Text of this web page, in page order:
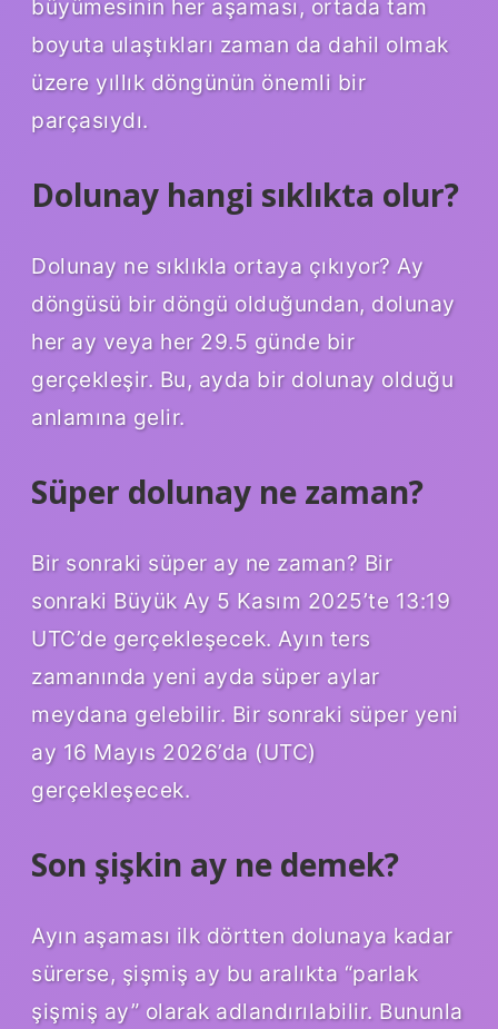
büyümesinin her aşaması, ortada tam
boyuta ulaştıkları zaman da dahil olmak
üzere yıllık döngünün önemli bir
parçasıydı.
Dolunay hangi sıklıkta olur?
Dolunay ne sıklıkla ortaya çıkıyor? Ay
döngüsü bir döngü olduğundan, dolunay
her ay veya her 29.5 günde bir
gerçekleşir. Bu, ayda bir dolunay olduğu
anlamına gelir.
Süper dolunay ne zaman?
Bir sonraki süper ay ne zaman? Bir
sonraki Büyük Ay 5 Kasım 2025’te 13:19
UTC’de gerçekleşecek. Ayın ters
zamanında yeni ayda süper aylar
meydana gelebilir. Bir sonraki süper yeni
ay 16 Mayıs 2026’da (UTC)
gerçekleşecek.
Son şişkin ay ne demek?
Ayın aşaması ilk dörtten dolunaya kadar
sürerse, şişmiş ay bu aralıkta “parlak
şişmiş ay” olarak adlandırılabilir. Bununla